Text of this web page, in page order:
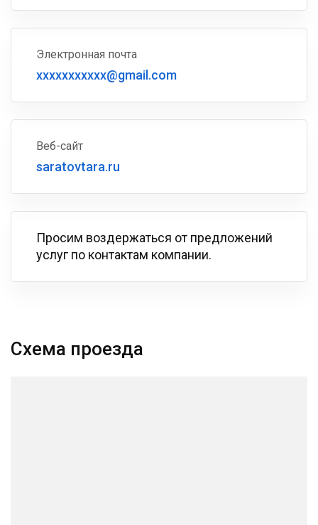
Электронная почта
xxxxxxxxxxx@gmail.com
Веб-сайт
saratovtara.ru
Просим воздержаться от предложений
услуг по контактам компании.
Схема проезда